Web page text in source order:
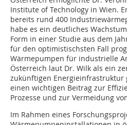
Institute of Technology in Wien.
bereits rund 400
habe es ein deutliches
Form in einer Studie aus dem
für den optimistischsten Fall
Wärmepumpen für industrielle
Österreich laut Dr. Wilk als ein
zukünftigen Energieinfrastruktur
einen wichtigen Beitrag zur
Prozesse und zur Vermeidung
Im Rahmen eines